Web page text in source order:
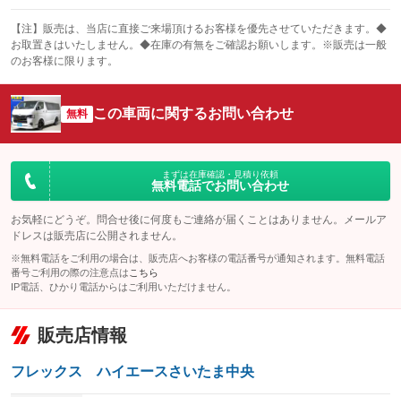
：装備あり
サンルーフ
：装備なし ABS
エアコン
：装備あり Wエアコン
：装備あり
リフトアップ
：装備なし パワーステアリング
：装備あり
ダウンヒルアシストコントロール
パワーウィンドウ
：装備あり 盗難防止システム
：装備あり
：装備なし
USB入力端子
：装備なし
100V電源
：装備なし
：装備なし
レンタカーアップ
：装備なし
電動格納ミラー
：装備なし
カーナビ
：装備なし
TV：フルセグ
：装備あり
オーディオ
ビジュアル
：装備なし
革シート
：装備あり ハーフレザーシート
：装備なし
：装備あり ：装備あり
HID(キセノンライト)
バックカメラ
：装備あり
：装備なし ：装備あり
ローダウン
：装備なし
パワーシート
：装備なし 3列シート
：装備なし
【注】販売は、当店に直接ご来場頂けるお客様を優先させていただきます。◆
お取置きはいたしません。◆在庫の有無をご確認お願いします。※販売は一般
のお客様に限ります。
無料 この車両に関するお問い合わせ
まずは在庫確認・見積り依頼
無料電話でお問い合わせ
お気軽にどうぞ。問合せ後に何度もご連絡が届くことはありません。メールア
ドレスは販売店に公開されません。
※無料電話をご利用の場合は、販売店へお客様の電話番号が通知されます。無料電話
番号ご利用の際の注意点は こちら
IP電話、ひかり電話からはご利用いただけません。
販売店情報
フレックス ハイエースさいたま中央